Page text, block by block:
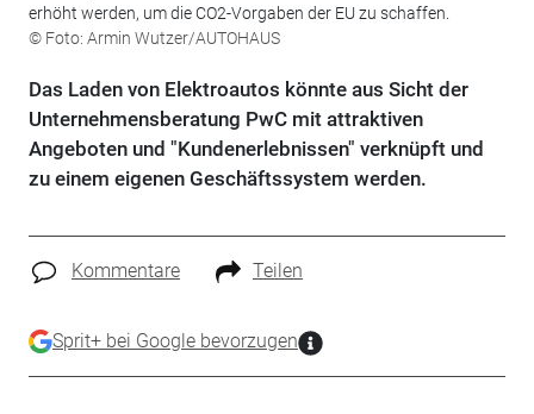
erhöht werden, um die CO2-Vorgaben der EU zu schaffen.
© Foto: Armin Wutzer/AUTOHAUS
Das Laden von Elektroautos könnte aus Sicht der
Unternehmensberatung PwC mit attraktiven
Angeboten und "Kundenerlebnissen" verknüpft und
zu einem eigenen Geschäftssystem werden.
Kommentare Teilen
Sprit+ bei Google bevorzugen